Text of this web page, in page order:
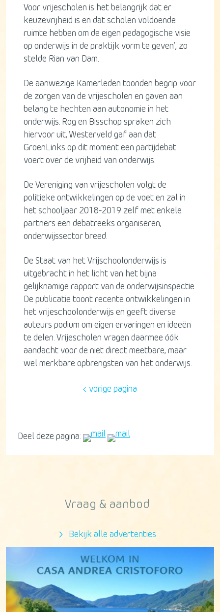
Voor vrijescholen is het belangrijk dat er
keuzevrijheid is en dat scholen voldoende
ruimte hebben om de eigen pedagogische visie
op onderwijs in de praktijk vorm te geven’, zo
stelde Rian van Dam.
De aanwezige Kamerleden toonden begrip voor
de zorgen van de vrijescholen en gaven aan
belang te hechten aan autonomie in het
onderwijs. Rog en Bisschop spraken zich
hiervoor uit, Westerveld gaf aan dat
GroenLinks op dit moment een partijdebat
voert over de vrijheid van onderwijs.
De Vereniging van vrijescholen volgt de
politieke ontwikkelingen op de voet en zal in
het schooljaar 2018-2019 zelf met enkele
partners een debatreeks organiseren,
onderwijssector breed.
De Staat van het Vrijschoolonderwijs is
uitgebracht in het licht van het bijna
gelijknamige rapport van de onderwijsinspectie.
De publicatie toont recente ontwikkelingen in
het vrijeschoolonderwijs en geeft diverse
auteurs podium om eigen ervaringen en ideeën
te delen. Vrijescholen vragen daarmee óók
aandacht voor de niet direct meetbare, maar
wel merkbare opbrengsten van het onderwijs.
vorige pagina
Deel deze pagina:
Vraag & aanbod
Bekijk alle advertenties